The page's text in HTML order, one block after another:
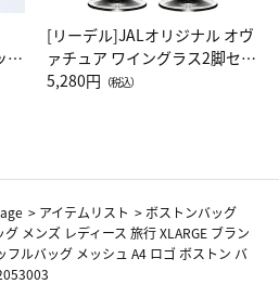
グ
[リーデル]JALオリジナル オヴ
ァチュア ワイングラス2脚セッ
ト（レッドワイン）
5,280円 （税込）
> アイテムリスト > ボストンバッグ
メンズ レディース 旅行 XLARGE ブラン
フルバッグ メッシュ A4 ロゴ ボストン バ